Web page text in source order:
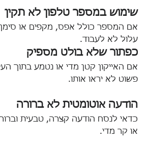
שימוש במספר טלפון לא תקין
אם המספר כולל אפס, מקפים או
עלול לא לעבוד.
כפתור שלא בולט מספיק
אם האייקון קטן מדי או נטמע בתוך
פשוט לא יראו אותו.
הודעה אוטומטית לא ברורה
כדאי לנסח הודעה קצרה, טבעית
או קר מדי.